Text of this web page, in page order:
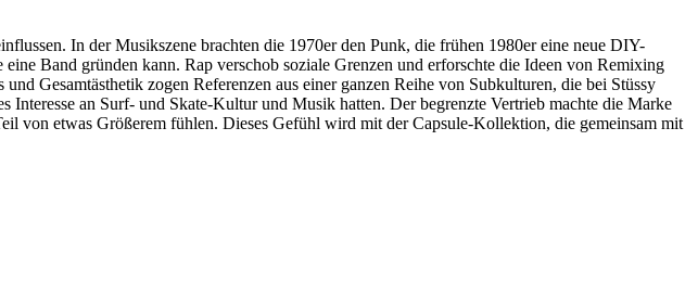
In der Musikszene brachten die 1970er den Punk, die frühen 1980er eine neue DIY-
Band gründen kann. Rap verschob soziale Grenzen und erforschte die Ideen von Remixing
Gesamtästhetik zogen Referenzen aus einer ganzen Reihe von Subkulturen, die bei Stüssy
an Surf- und Skate-Kultur und Musik hatten. Der begrenzte Vertrieb machte die Marke
von etwas Größerem fühlen. Dieses Gefühl wird mit der Capsule-Kollektion, die gemeinsam mit